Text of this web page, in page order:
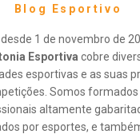
Blog Esportivo
desde 1 de novembro de
Esportiva cobre
esportivas e as suas
Somos formados
altamente
por esportes, e